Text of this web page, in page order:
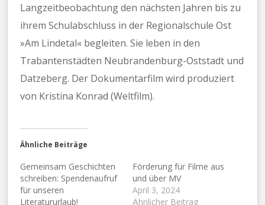
Langzeitbeobachtung den nächsten Jahren bis zu
ihrem Schulabschluss in der Regionalschule Ost
»Am Lindetal« begleiten. Sie leben in den
Trabantenstädten Neubrandenburg-Oststadt und
Datzeberg. Der Dokumentarfilm wird produziert
von Kristina Konrad (Weltfilm).
Ähnliche Beiträge
Gemeinsam Geschichten
schreiben: Spendenaufruf
für unseren
Literatururlaub!
Förderung für Filme aus
und über MV
April 3, 2024
Ähnlicher Beitrag